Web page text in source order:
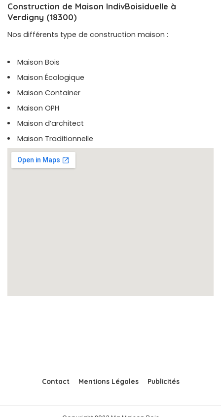
Construction de Maison IndivBoisiduelle à
Verdigny (18300)
Nos différents type de construction maison :
Maison Bois
Maison Écologique
Maison Container
Maison OPH
Maison d’architect
Maison Traditionnelle
Contact Mentions Légales Publicités